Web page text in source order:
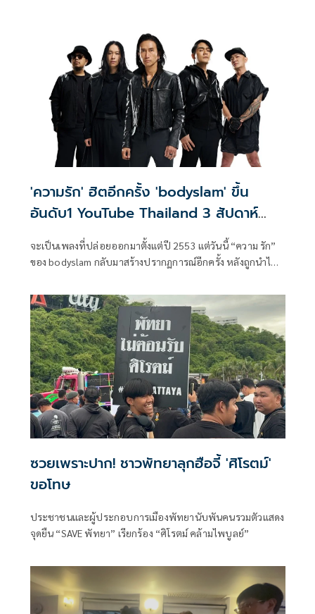
'ความรัก' ฮิตอีกครั้ง 'bodyslam' ขึ้น
อันดับ1 YouTube Thailand 3 สัปดาห์
จะเป็นเพลงที่ปล่อยออกมาตั้งแต่ปี 2553 แต่วันนี้ “ความ รัก”
ของ bodyslam กลับมาสร้างปรากฏการณ์อีกครั้ง หลังถูกนำไป
กระแสไวรัล พาวง bodyslam ขึ้นอันดับ 1 ศิลปินที่มีผู้ฟังสูงสุด
บน YouTube Thailand ต่อเนื่องถึง 3 สัปดาห์
ซวยเพราะปาก! ชาวพัทยาลุกฮือจี้ 'ศิโรตม์'
ขอโทษ
ประชาชนและผู้ประกอบการเมืองพัทยานับพันคนรวมตัวแสดง
จุดยืน “SAVE พัทยา” เรียกร้อง “ศิโรตม์ คล้ามไพบูลย์”